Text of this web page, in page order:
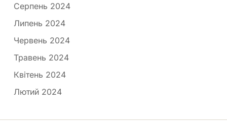
Серпень 2024
Липень 2024
Червень 2024
Травень 2024
Квітень 2024
Лютий 2024